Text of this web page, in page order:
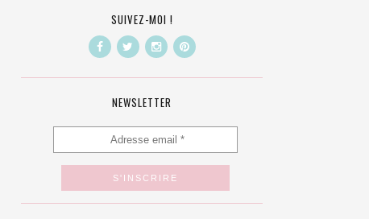
SUIVEZ-MOI !
NEWSLETTER